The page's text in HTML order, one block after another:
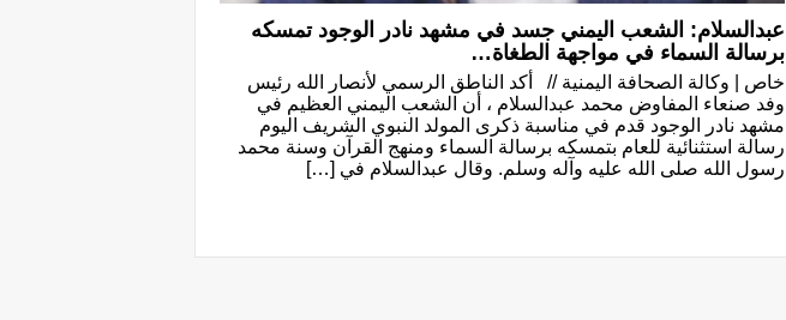
عبدالسلام: الشعب اليمني جسد في مشهد نادر الوجود تمسكه
برسالة السماء في مواجهة الطغاة…
خاص | وكالة الصحافة اليمنية // أكد الناطق الرسمي لأنصار الله رئيس
وفد صنعاء المفاوض محمد عبدالسلام ، أن الشعب اليمني العظيم في
مشهد نادر الوجود قدم في مناسبة ذكرى المولد النبوي الشريف اليوم
رسالة استثنائية للعام بتمسكه برسالة السماء ومنهج القرآن وسنة محمد
رسول الله صلى الله عليه وآله وسلم. وقال عبدالسلام في […]